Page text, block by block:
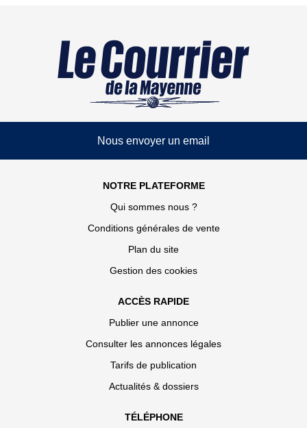
Nous envoyer un email
NOTRE PLATEFORME
Qui sommes nous ?
Conditions générales de vente
Plan du site
Gestion des cookies
ACCÈS RAPIDE
Publier une annonce
Consulter les annonces légales
Tarifs de publication
Actualités & dossiers
TÉLÉPHONE